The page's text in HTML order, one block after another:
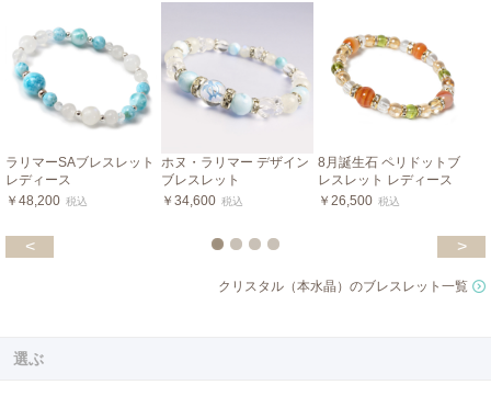
ラリマーSAブレスレット
レディース
￥48,200 税込
ホヌ・ラリマー デザイン
ブレスレット
￥34,600 税込
8月誕生石 ペリドットブ
レスレット レディース
￥26,500 税込
< >
クリスタル（本水晶）のブレスレット一覧
選ぶ